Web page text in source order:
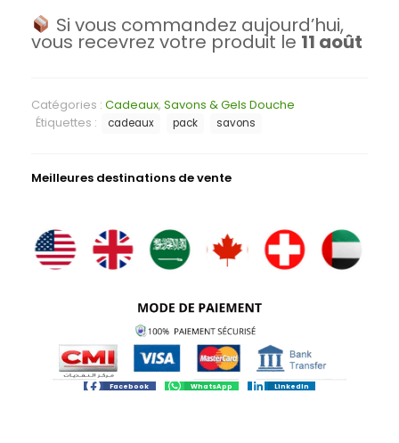
Si vous commandez aujourd’hui,
vous recevrez votre produit le 11 août
Catégories : Cadeaux, Savons & Gels Douche
Étiquettes :
cadeaux pack savons
Meilleures destinations de vente
Facebook WhatsApp LinkedIn